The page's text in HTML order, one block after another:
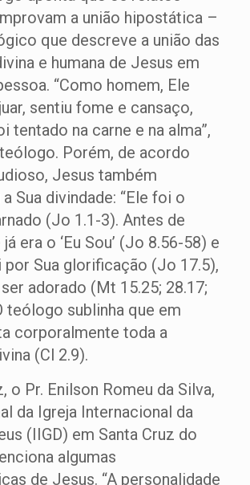
a união hipostática –
que descreve a união das
e humana de Jesus em
“Como homem, Ele
sentiu fome e cansaço,
tentado na carne e na alma”,
Porém, de acordo
Jesus também
Sua divindade: “Ele foi o
(Jo 1.1-3). Antes de
era o ‘Eu Sou’ (Jo 8.56-58) e
por Sua glorificação (Jo 17.5),
adorado (Mt 15.25; 28.17;
teólogo sublinha que em
corporalmente toda a
(Cl 2.9).
o Pr. Enilson Romeu da Silva,
da Igreja Internacional da
(IIGD) em Santa Cruz do
algumas
de Jesus. “A personalidade